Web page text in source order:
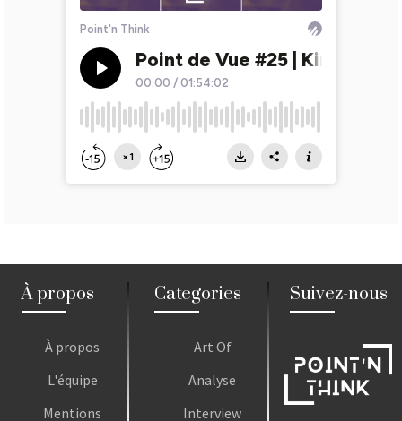
À propos
À propos
L'équipe
Mentions
Categories
Art Of
Analyse
Interview
Suivez-nous